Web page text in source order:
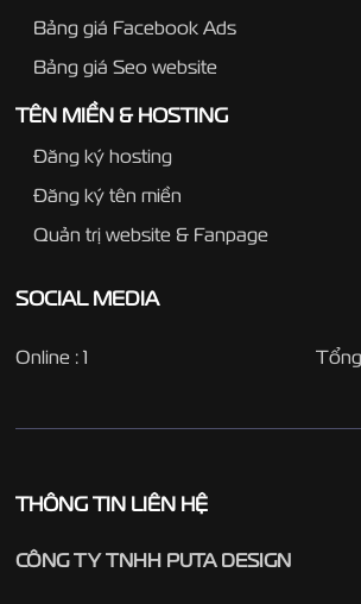
Bảng giá Facebook Ads
Bảng giá Seo website
TÊN MIỀN & HOSTING
Đăng ký hosting
Đăng ký tên miền
Quản trị website & Fanpage
SOCIAL MEDIA
Online : 1
THÔNG TIN LIÊN HỆ
CÔNG TY TNHH PUTA DESIGN